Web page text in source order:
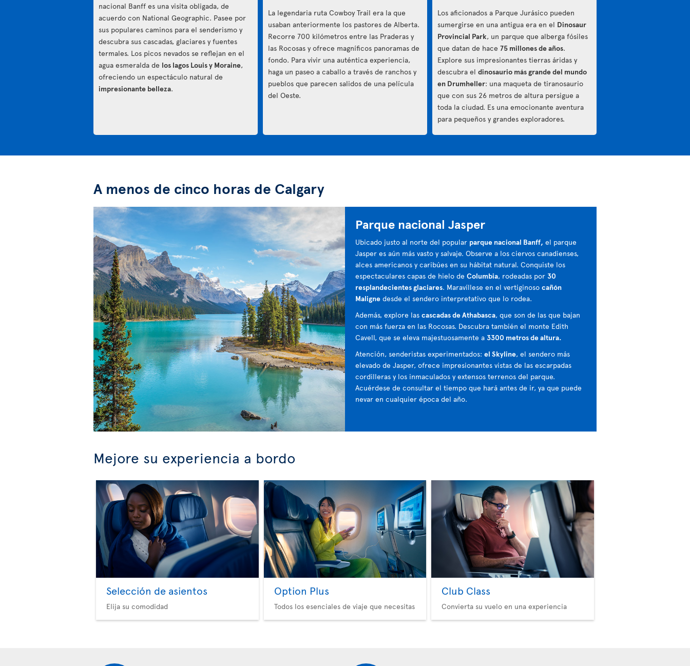
nacional Banff es una visita obligada, de
acuerdo con National Geographic. Pasee por
sus populares caminos para el senderismo y
descubra sus cascadas, glaciares y fuentes
termales. Los picos nevados se reflejan en el
agua esmeralda de los lagos Louis y Moraine,
ofreciendo un espectáculo natural de
impresionante belleza.
La legendaria ruta Cowboy Trail era la que
usaban anteriormente los pastores de Alberta.
Recorre 700 kilómetros entre las Praderas y
las Rocosas y ofrece magníficos panoramas de
fondo. Para vivir una auténtica experiencia,
haga un paseo a caballo a través de ranchos y
pueblos que parecen salidos de una película
del Oeste.
Los aficionados a Parque Jurásico pueden
sumergirse en una antigua era en el Dinosaur
Provincial Park, un parque que alberga fósiles
que datan de hace 75 millones de años.
Explore sus impresionantes tierras áridas y
descubra el dinosaurio más grande del mundo
en Drumheller: una maqueta de tiranosaurio
que con sus 26 metros de altura persigue a
toda la ciudad. Es una emocionante aventura
para pequeños y grandes exploradores.
A menos de cinco horas de Calgary
Parque nacional Jasper
Ubicado justo al norte del popular parque nacional Banff, el parque
Jasper es aún más vasto y salvaje. Observe a los ciervos canadienses,
alces americanos y caribúes en su hábitat natural. Conquiste los
espectaculares capas de hielo de Columbia, rodeadas por 30
resplandecientes glaciares. Maravíllese en el vertiginoso cañón
Maligne desde el sendero interpretativo que lo rodea.
Además, explore las cascadas de Athabasca, que son de las que bajan
con más fuerza en las Rocosas. Descubra también el monte Edith
Cavell, que se eleva majestuosamente a 3300 metros de altura.
Atención, senderistas experimentados: el Skyline, el sendero más
elevado de Jasper, ofrece impresionantes vistas de las escarpadas
cordilleras y los inmaculados y extensos terrenos del parque.
Acuérdese de consultar el tiempo que hará antes de ir, ya que puede
nevar en cualquier época del año.
Mejore su experiencia a bordo
Selección de asientos
Elija su comodidad
Option Plus
Todos los esenciales de viaje que necesitas
Club Class
Convierta su vuelo en una experiencia